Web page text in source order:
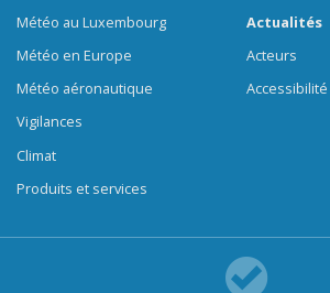
Météo au Luxembourg
Météo en Europe
Météo aéronautique
Vigilances
Climat
Produits et services
Actualités
Acteurs
Accessibilité